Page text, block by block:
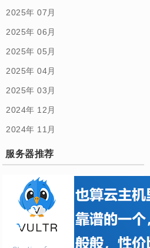
2025年 07月
2025年 06月
2025年 05月
2025年 04月
2025年 03月
2024年 12月
2024年 11月
服务器推荐